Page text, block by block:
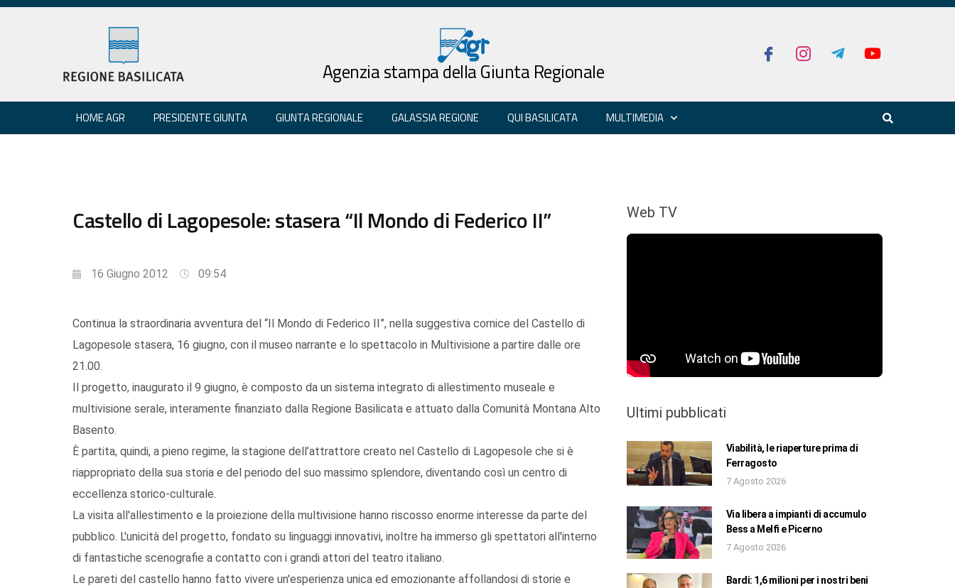
Agenzia stampa della Giunta Regionale
HOME AGR PRESIDENTE GIUNTA GIUNTA REGIONALE GALASSIA REGIONE QUI BASILICATA MULTIMEDIA
Castello di Lagopesole: stasera “Il Mondo di Federico II”
16 Giugno 2012 09:54
Continua la straordinaria avventura del “Il Mondo di Federico II”, nella suggestiva cornice del Castello di
Lagopesole stasera, 16 giugno, con il museo narrante e lo spettacolo in Multivisione a partire dalle ore
21.00.
Il progetto, inaugurato il 9 giugno, è composto da un sistema integrato di allestimento museale e
multivisione serale, interamente finanziato dalla Regione Basilicata e attuato dalla Comunità Montana Alto
Basento.
È partita, quindi, a pieno regime, la stagione dell’attrattore creato nel Castello di Lagopesole che si è
riappropriato della sua storia e del periodo del suo massimo splendore, diventando così un centro di
eccellenza storico-culturale.
La visita all'allestimento e la proiezione della multivisione hanno riscosso enorme interesse da parte del
pubblico. L'unicità del progetto, fondato su linguaggi innovativi, inoltre ha immerso gli spettatori all'interno
di fantastiche scenografie a contatto con i grandi attori del teatro italiano.
Le pareti del castello hanno fatto vivere un'esperienza unica ed emozionante affollandosi di storie e
Web TV
Ultimi pubblicati
Viabilità, le riaperture prima di
Ferragosto
7 Agosto 2026
Via libera a impianti di accumulo
Bess a Melfi e Picerno
7 Agosto 2026
Bardi: 1,6 milioni per i nostri beni